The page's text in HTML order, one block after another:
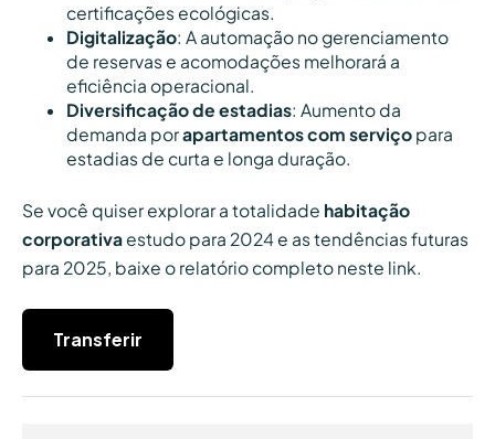
certificações ecológicas.
Digitalização: A automação no gerenciamento
de reservas e acomodações melhorará a
eficiência operacional.
Diversificação de estadias: Aumento da
demanda porapartamentos com serviçopara
estadias de curta e longa duração.
Se você quiser explorar a totalidade habitação
corporativaestudo para 2024 e as tendências futuras
para 2025, baixe o relatório completo neste link.
Transferir